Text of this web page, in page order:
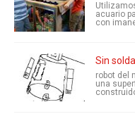
acuario
con
Sin
robot del
una